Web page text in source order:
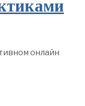
онлайн